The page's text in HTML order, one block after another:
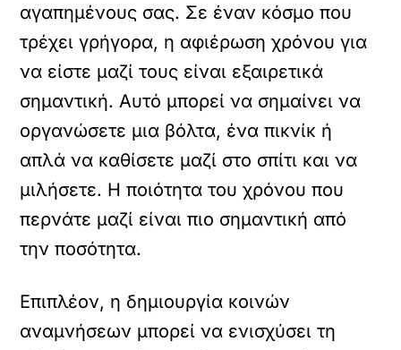
αγαπημένους σας. Σε έναν κόσμο που
τρέχει γρήγορα, η αφιέρωση χρόνου για
να είστε μαζί τους είναι εξαιρετικά
σημαντική. Αυτό μπορεί να σημαίνει να
οργανώσετε μια βόλτα, ένα πικνίκ ή
απλά να καθίσετε μαζί στο σπίτι και να
μιλήσετε. Η ποιότητα του χρόνου που
περνάτε μαζί είναι πιο σημαντική από
την ποσότητα.
Επιπλέον, η δημιουργία κοινών
αναμνήσεων μπορεί να ενισχύσει τη